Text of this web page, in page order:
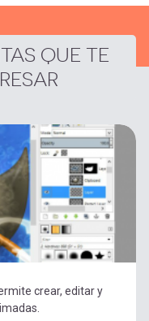
QUE TE
crear, editar y